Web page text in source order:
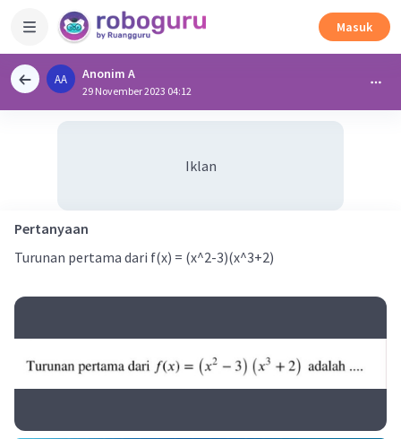
Masuk
AA Anonim A
29 November 2023 04:12
Iklan
Pertanyaan
Turunan pertama dari f(x) = (x^2-3)(x^3+2)